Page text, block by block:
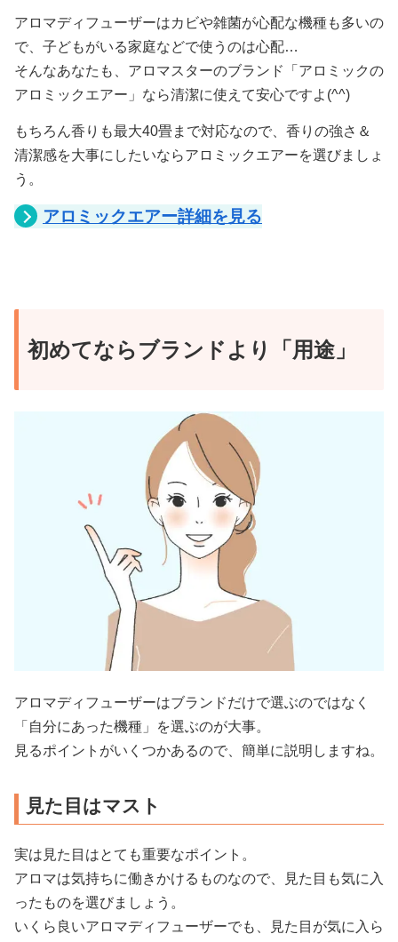
アロマディフューザーはカビや雑菌が心配な機種も多いの
で、子どもがいる家庭などで使うのは心配…
そんなあなたも、アロマスターのブランド「アロミックの
アロミックエアー」なら清潔に使えて安心ですよ(^^)
もちろん香りも最大40畳まで対応なので、香りの強さ＆
清潔感を大事にしたいならアロミックエアーを選びましょ
う。
アロミックエアー詳細を見る
初めてならブランドより「用途」
アロマディフューザーはブランドだけで選ぶのではなく
「自分にあった機種」を選ぶのが大事。
見るポイントがいくつかあるので、簡単に説明しますね。
見た目はマスト
実は見た目はとても重要なポイント。
アロマは気持ちに働きかけるものなので、見た目も気に入
ったものを選びましょう。
いくら良いアロマディフューザーでも、見た目が気に入ら